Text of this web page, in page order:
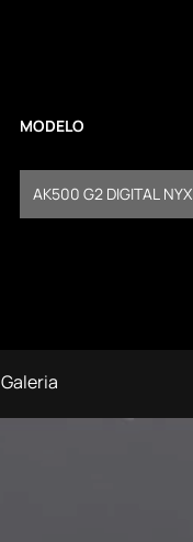
MODELO
AK500 G2 DIGITAL NYX
Galeria